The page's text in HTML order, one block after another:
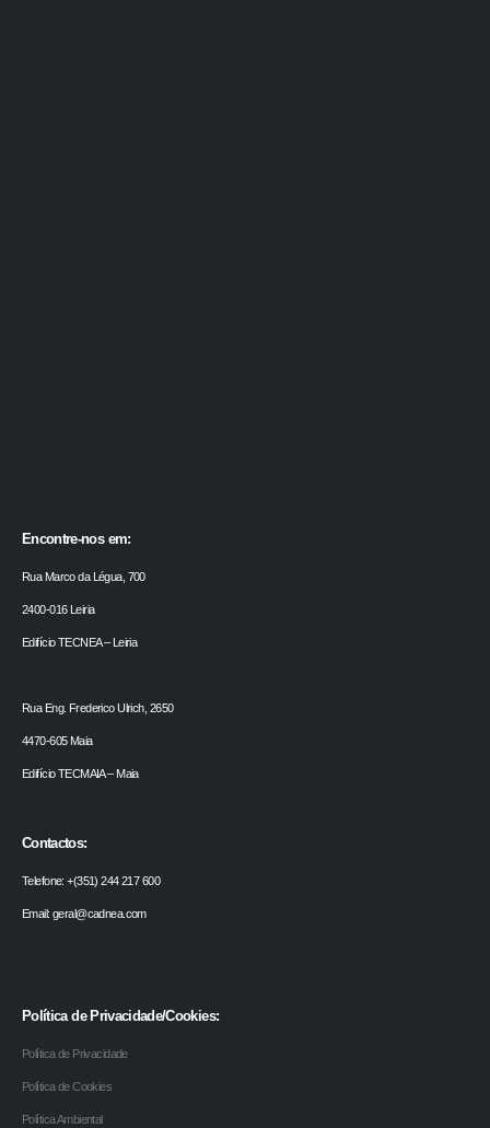
Encontre-nos em:
Rua Marco da Légua, 700
2400-016 Leiria
Edifício TECNEA – Leiria
Rua Eng. Frederico Ulrich, 2650
4470-605 Maia
Edifício TECMAIA – Maia
Contactos:
Telefone: +(351) 244 217 600
Email: geral@cadnea.com
Política de Privacidade/Cookies:
Política de Privacidade
Política de Cookies
Política Ambiental